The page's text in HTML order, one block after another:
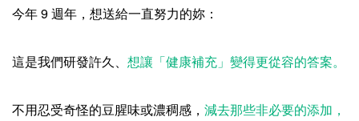
今年 9 週年，想送給一直努力的妳：
這是我們研發許久、 想讓「健康補充」變得更從容的答案。
不用忍受奇怪的豆腥味或濃稠感， 減去那些非必要的添加，